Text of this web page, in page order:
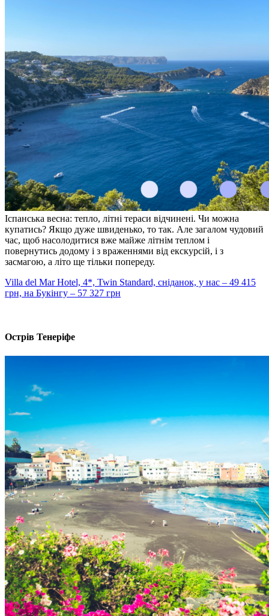
Іспанська весна: тепло, літні тераси відчинені. Чи можна
купатись? Якщо дуже швиденько, то так. Але загалом чудовий
час, щоб насолодитися вже майже літнім теплом і
повернутись додому і з враженнями від екскурсій, і з
засмагою, а літо ще тільки попереду.
Villa del Mar Hotel, 4*, Twin Standard, сніданок, у нас – 49 415
грн, на Букінгу – 57 327 грн
Острів Тенеріфе